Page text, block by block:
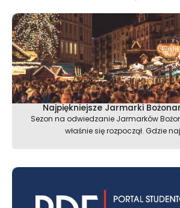
Najpiękniejsze Jarmarki
Sezon na odwiedzanie Jarmarków
właśnie się rozpoczął. Gdzie